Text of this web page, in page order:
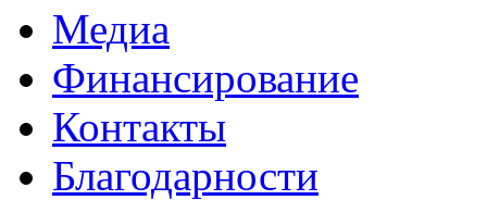
Медиа
Финансирование
Контакты
Благодарности